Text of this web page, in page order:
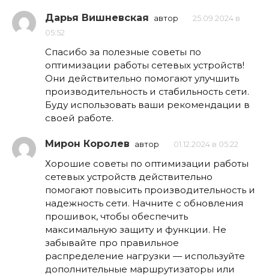
Дарья Вишневская автор
25.09.2024 в
05:52
Спасибо за полезные советы по
оптимизации работы сетевых устройств!
Они действительно помогают улучшить
производительность и стабильность сети.
Буду использовать ваши рекомендации в
своей работе.
Мирон Королев автор 01.12.2024 в 05:22
Хорошие советы по оптимизации работы
сетевых устройств действительно
помогают повысить производительность и
надежность сети. Начните с обновления
прошивок, чтобы обеспечить
максимальную защиту и функции. Не
забывайте про правильное
распределение нагрузки — используйте
дополнительные маршрутизаторы или